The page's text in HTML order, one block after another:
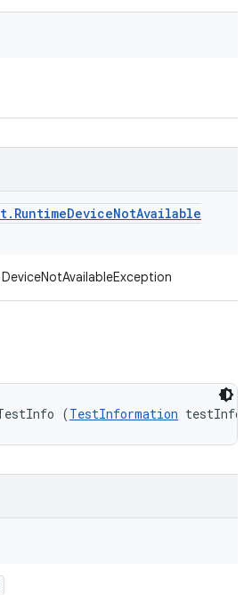
. RuntimeDeviceNotAvailable
(TestInformation testInfo)